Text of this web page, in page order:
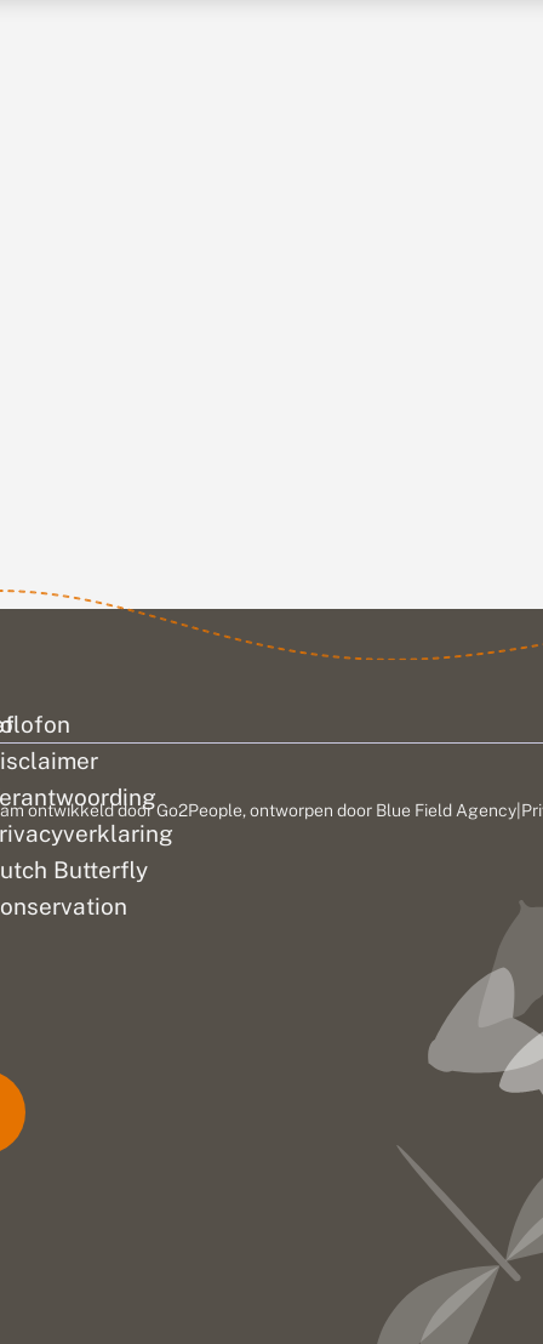
Butterfly
ontwikkeld doorGo2People, ontworpen door Blue Field Agency